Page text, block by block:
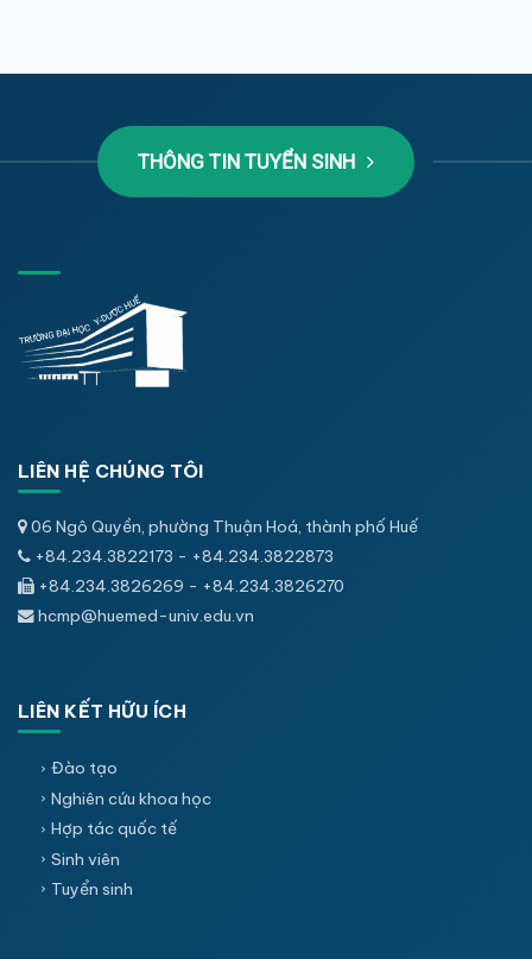
THÔNG TIN TUYỂN SINH
LIÊN HỆ CHÚNG TÔI
06 Ngô Quyền, phường Thuận Hoá, thành phố Huế
+84.234.3822173 - +84.234.3822873
+84.234.3826269 - +84.234.3826270
hcmp@huemed-univ.edu.vn
LIÊN KẾT HỮU ÍCH
Đào tạo
Nghiên cứu khoa học
Hợp tác quốc tế
Sinh viên
Tuyển sinh